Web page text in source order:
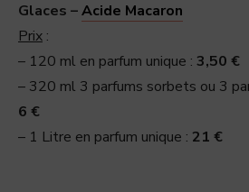
Glaces –Acide Macaron
Prix :
– 120 ml en parfum unique : 3,50 €
– 320 ml 3 parfums sorbets ou 3
6 €
– 1 Litre en parfum unique : 21 €